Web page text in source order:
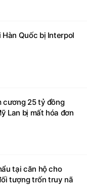
Hàn Quốc bị Interpol
cương 25 tỷ đồng
Lan bị mất hóa đơn
tại căn hộ cho
tượng trốn truy nã